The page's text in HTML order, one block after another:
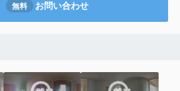
無料 お問い合わせ